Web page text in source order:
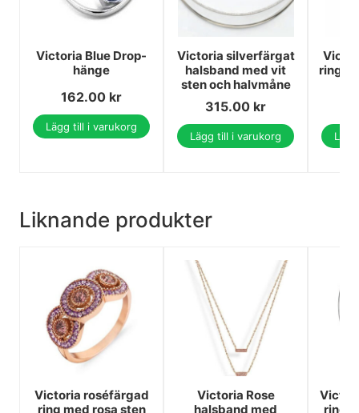
Victoria Blue Drop-
hänge
162.00 kr
Lägg till i varukorg
Victoria silverfärgat
halsband med vit
sten och halvmåne
315.00 kr
Lägg till i varukorg
ring
Liknande produkter
Victoria roséfärgad
ring med rosa sten
Victoria Rose
halsband med
ring